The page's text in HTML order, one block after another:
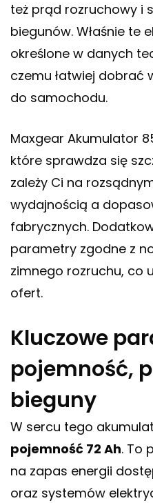
też prąd rozruchowy i
biegunów. Właśnie te
określone w danych
czemu łatwiej dobrać
do samochodu.
Maxgear Akumulator
które sprawdza się
zależy Ci na
wydajnością a
fabrycznych.
parametry zgodne z
zimnego rozruchu, co
ofert.
Kluczowe
pojemność,
bieguny
W sercu tego
pojemność 72 Ah. To
na zapas energii
oraz systemów